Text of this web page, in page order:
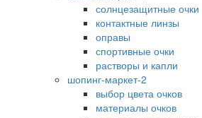
солнцезащитные очки
контактные линзы
оправы
спортивные очки
растворы и капли
шопинг-маркет-2
выбор цвета очков
материалы очков